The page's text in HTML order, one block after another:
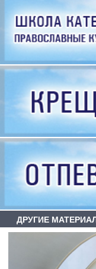
ДРУГИЕ